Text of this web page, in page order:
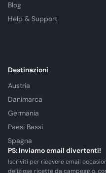
Blog
Help & Support
Destinazioni
Austria
Danimarca
Germania
Paesi Bassi
Spagna
PS: Inviamo email divertenti!
Iscriviti per ricevere email
deliziose ricette da campeggio,